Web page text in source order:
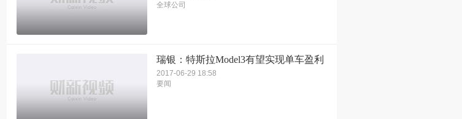
全球公司
瑞银：特斯拉Model3有望实现单车盈利
2017-06-29 18:58
要闻